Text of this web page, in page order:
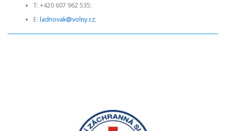
T: +420 607 962 535;
E: ladnovak@volny.cz;